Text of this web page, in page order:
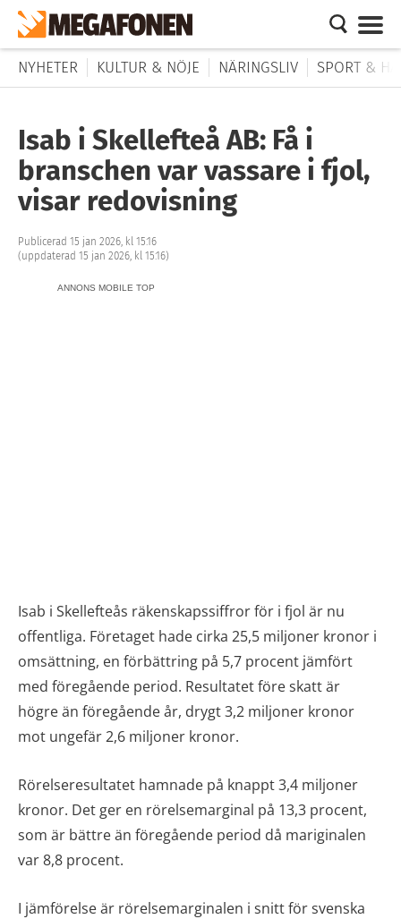
NYHETER KULTUR & NÖJE NÄRINGSLIV SPORT &
Isab i Skellefteå AB: Få i
branschen var vassare i fjol,
visar redovisning
Publicerad 15 jan 2026, kl 15:16
(uppdaterad 15 jan 2026, kl 15:16)
ANNONS MOBILE TOP
Isab i Skellefteås räkenskapssiffror för i fjol är nu
offentliga. Företaget hade cirka 25,5 miljoner kronor i
omsättning, en förbättring på 5,7 procent jämfört
med föregående period. Resultatet före skatt är
högre än föregående år, drygt 3,2 miljoner kronor
mot ungefär 2,6 miljoner kronor.
Rörelseresultatet hamnade på knappt 3,4 miljoner
kronor. Det ger en rörelsemarginal på 13,3 procent,
som är bättre än föregående period då mariginalen
var 8,8 procent.
I jämförelse är rörelsemarginalen i snitt för svenska